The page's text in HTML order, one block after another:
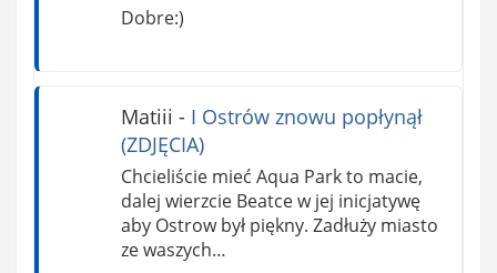
Dobre:)
Matiii - I Ostrów znowu popłynął
(ZDJĘCIA)
Chcieliście mieć Aqua Park to macie,
dalej wierzcie Beatce w jej inicjatywę
aby Ostrow był piękny. Zadłuży miasto
ze waszych…